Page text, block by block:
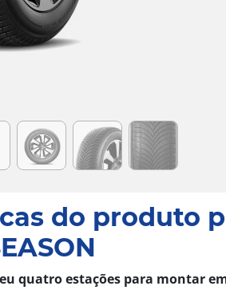
do produto
quatro estações para montar